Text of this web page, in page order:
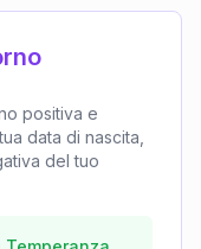
positiva e
data di nascita,
del tuo